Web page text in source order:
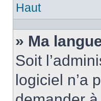
Haut
» Ma
Soit
logiciel n’a